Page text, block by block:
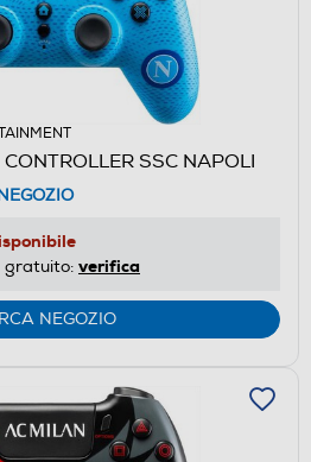
SSC NAPOLI
gratuito: verifica
NEGOZIO